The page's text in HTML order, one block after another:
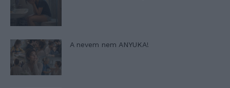
A nevem nem ANYUKA!